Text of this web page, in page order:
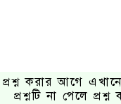
প্রশ্ন করার আগে
প্রশ্নটি না পেলে